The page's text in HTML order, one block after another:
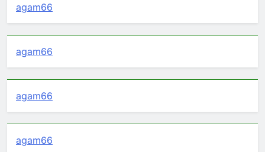
agam66
agam66
agam66
agam66